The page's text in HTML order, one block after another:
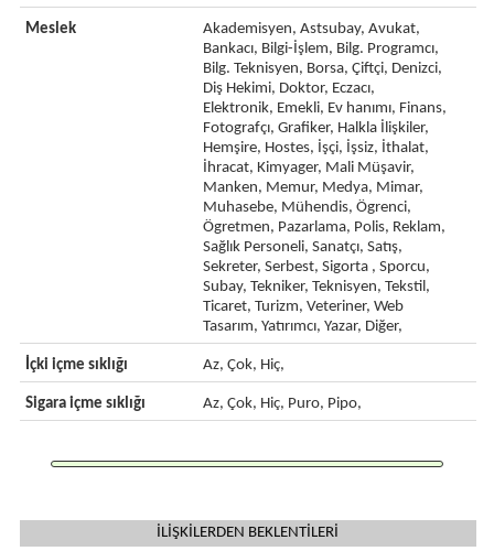
Meslek
Akademisyen, Astsubay, Avukat,
Bankacı, Bilgi-İşlem, Bilg. Programcı,
Bilg. Teknisyen, Borsa, Çiftçi, Denizci,
Diş Hekimi, Doktor, Eczacı,
Elektronik, Emekli, Ev hanımı, Finans,
Fotografçı, Grafiker, Halkla İlişkiler,
Hemşire, Hostes, İşçi, İşsiz, İthalat,
İhracat, Kimyager, Mali Müşavir,
Manken, Memur, Medya, Mimar,
Muhasebe, Mühendis, Ögrenci,
Ögretmen, Pazarlama, Polis, Reklam,
Sağlık Personeli, Sanatçı, Satış,
Sekreter, Serbest, Sigorta , Sporcu,
Subay, Tekniker, Teknisyen, Tekstil,
Ticaret, Turizm, Veteriner, Web
Tasarım, Yatırımcı, Yazar, Diğer,
İçki içme sıklığı Az, Çok, Hiç,
Sigara içme sıklığı Az, Çok, Hiç, Puro, Pipo,
İLİŞKİLERDEN BEKLENTİLERİ